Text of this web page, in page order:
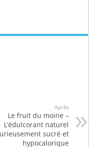
Après
Le fruit du moine –
L’édulcorant naturel
sucré et
hypocalorique